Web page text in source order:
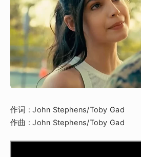
作词 : John Stephens/Toby Gad
作曲 : John Stephens/Toby Gad